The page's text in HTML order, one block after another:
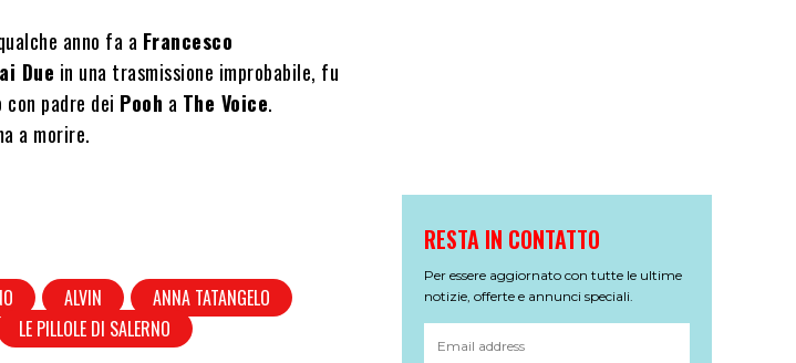
anno fa a Francesco
Due in una trasmissione improbabile, fu
padre dei Pooh a The Voice.
a morire.
ALVIN
ANNA TATANGELO
LE PILLOLE DI SALERNO
RESTA IN CONTATTO
Per essere aggiornato con tutte le ultime
notizie, offerte e annunci speciali.